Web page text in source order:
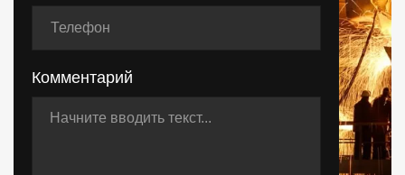
Комментарий